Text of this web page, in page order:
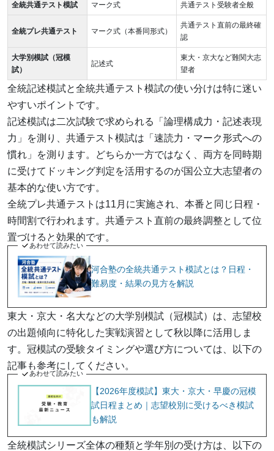
全統共通テスト模試 マーク式 共通テスト受験者全般
全統プレ共通テスト マーク式（本番同形式）
共通テスト直前の最終確
認
大学別模試（冠模
試）
記述式
東大・京大など難関大志
望者
全統記述模試と全統共通テスト模試の使い分けは特に迷い
やすいポイントです。
記述模試は二次試験で求められる「論理構成力・記述表現
力」を測り、共通テスト模試は「速読力・マーク形式への
慣れ」を測ります。どちらか一方ではなく、両方を同時期
に受けてドッキング判定を活用するのが国公立大志望者の
基本的な使い方です。
全統プレ共通テストは11月に実施され、本番と同じ日程・
時間割で行われます。共通テスト直前の最終調整として位
置づけると効果的です。
あわせて読みたい
河合塾の全統共通テスト模試とは？日程・
難易度・結果の見方を解説
東大・京大・名大などの大学別模試（冠模試）は、志望校
の出題傾向に特化した実戦演習として秋以降に活用しま
す。冠模試の受験タイミングや選び方については、以下の
記事も参考にしてください。
あわせて読みたい
【2026年度模試】東大・京大・早慶の冠模
試日程まとめ｜志望校別に受けるべき模試
も解説
全統模試シリーズ全体の種類と学年別の受け方は、以下の